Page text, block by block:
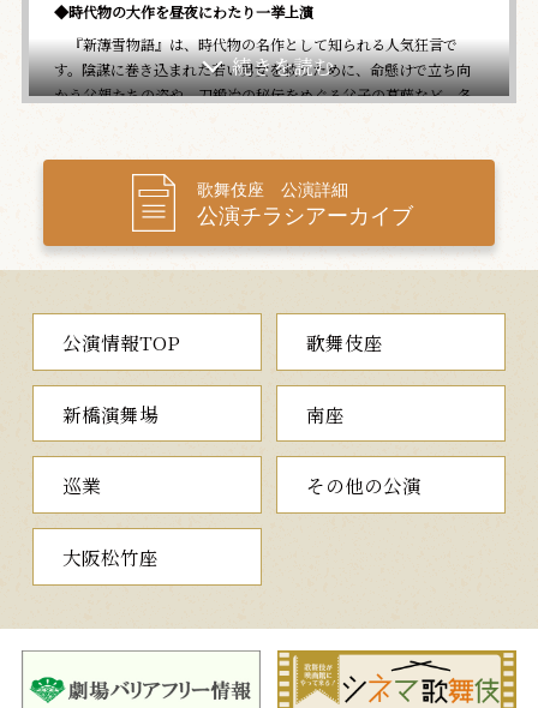
◆時代物の大作を昼夜にわたり一挙上演
『新薄雪物語』は、時代物の名作として知られる人気狂言で
す。陰謀に巻き込まれた若い男女を救うために、命懸けで立ち向
かう父親たちの姿や、刀鍛冶の秘伝をめぐる父子の葛藤など、各
見」「詮議」、夜の部は「広間・合腹（あいばら）」「正宗内」
を上演します。
花見
◇陰謀の序章となる春爛漫の清水寺
兵衛の子息左衛門は、薄雪姫に仕える腰元の籬（まがき）と左衛
門の家来である奴妻平のとりなしで恋仲となり、後日の再会を約
束して別れます。一方、刀鍛冶の団九郎が現れ、左衛門が奉納し
た刀に謀反の疑いとなるやすり目を入れます。これを、同じく刀
てしまいます。実はこの企みは、大膳が幸崎・園部両家を失脚さ
せようとする陰謀だったのです。そこへ、大膳方の奴たちに取り
囲まれた妻平が現れ、大立廻りで蹴散らします。
詮議
◇裁定に翻弄される若い男女の運命
権葛城民部と大膳の弟秋月大学、そして園部兵衛を伴って帰って
きます。あらぬ疑いに左衛門と薄雪姫は困惑しますが、無実を証
歌舞伎座 公演詳細
公演チラシアーカイブ
公演情報TOP 歌舞伎座
新橋演舞場 南座
巡業 その他の公演
大阪松竹座